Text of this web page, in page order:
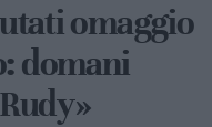
omaggio
domani